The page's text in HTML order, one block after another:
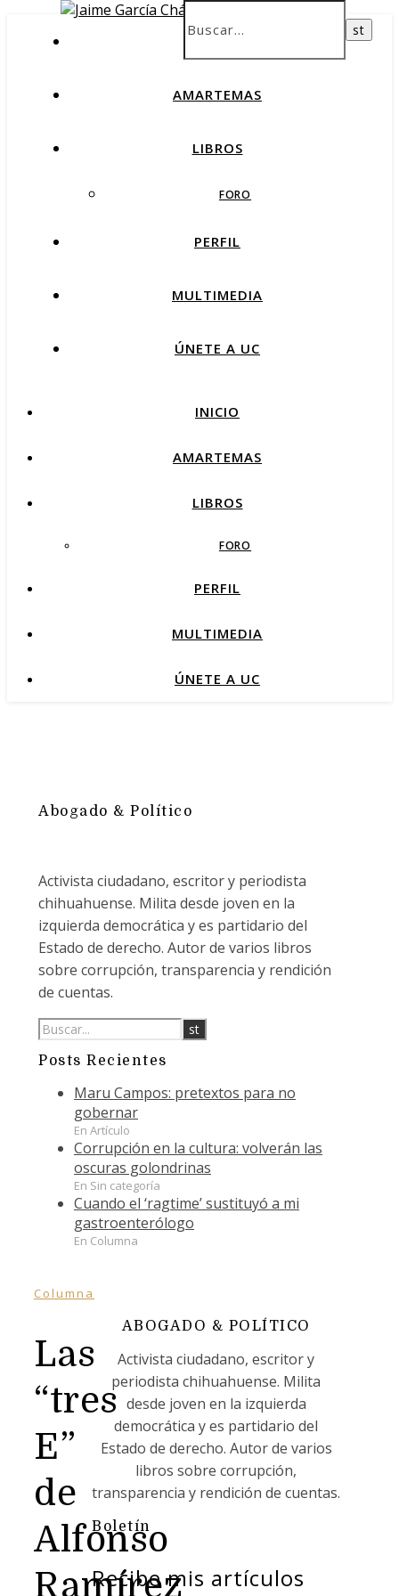
AMARTEMAS
LIBROS
FORO
PERFIL
MULTIMEDIA
ÚNETE A UC
INICIO
AMARTEMAS
LIBROS
FORO
PERFIL
MULTIMEDIA
ÚNETE A UC
Abogado & Político
Activista ciudadano, escritor y periodista
chihuahuense. Milita desde joven en la
izquierda democrática y es partidario del
Estado de derecho. Autor de varios libros
sobre corrupción, transparencia y rendición
de cuentas.
Posts Recientes
Maru Campos: pretextos para no
gobernar
En Artículo
Corrupción en la cultura: volverán las
oscuras golondrinas
En Sin categoría
Cuando el ‘ragtime’ sustituyó a mi
gastroenterólogo
En Columna
Columna
Las
“tres
E”
de
Alfonso
Ramírez
ABOGADO & POLÍTICO
Activista ciudadano, escritor y
periodista chihuahuense. Milita
desde joven en la izquierda
democrática y es partidario del
Estado de derecho. Autor de varios
libros sobre corrupción,
transparencia y rendición de cuentas.
Boletín
Recibe mis artículos